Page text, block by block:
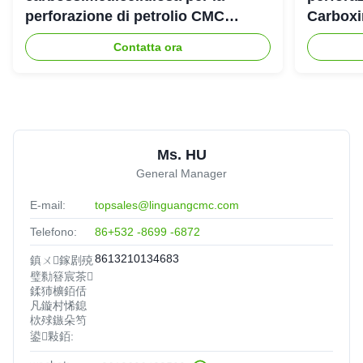
perforazione di petrolio CMC
industriale
Contatta ora
Ms. HU
General Manager
E-mail: topsales@linguangcmc.com
Telefono: 86+532 -8699 -6872
鎮ㄨ鎵剧殑
璧勬簮宸茶
鍒犻櫎銆佸
凡鏇村悕鎴
栨殏鏃朵笉
鍙敤銆:
8613210134683